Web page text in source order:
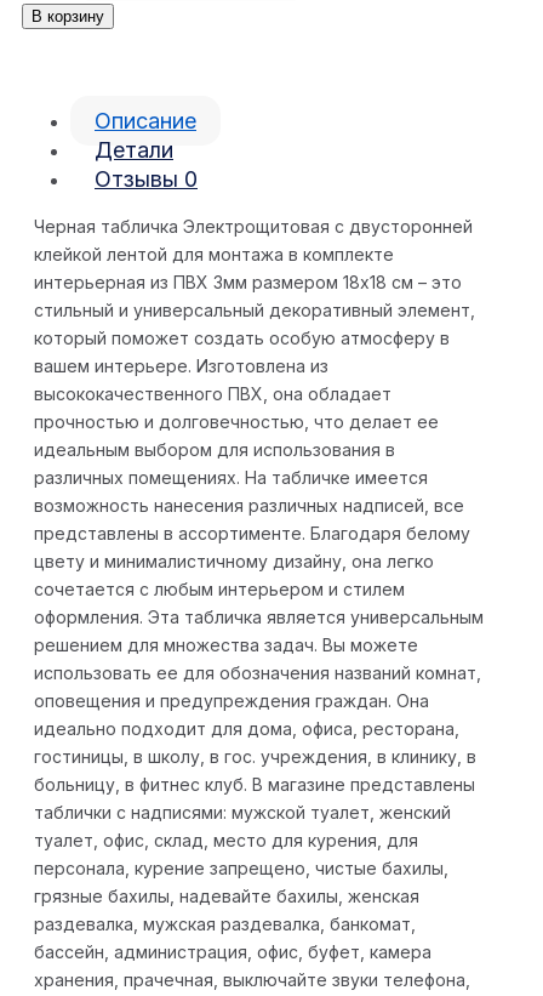
В корзину
Описание
Детали
Отзывы 0
Черная табличка Электрощитовая с двусторонней
клейкой лентой для монтажа в комплекте
интерьерная из ПВХ 3мм размером 18х18 см – это
стильный и универсальный декоративный элемент,
который поможет создать особую атмосферу в
вашем интерьере. Изготовлена из
высококачественного ПВХ, она обладает
прочностью и долговечностью, что делает ее
идеальным выбором для использования в
различных помещениях. На табличке имеется
возможность нанесения различных надписей, все
представлены в ассортименте. Благодаря белому
цвету и минималистичному дизайну, она легко
сочетается с любым интерьером и стилем
оформления. Эта табличка является универсальным
решением для множества задач. Вы можете
использовать ее для обозначения названий комнат,
оповещения и предупреждения граждан. Она
идеально подходит для дома, офиса, ресторана,
гостиницы, в школу, в гос. учреждения, в клинику, в
больницу, в фитнес клуб. В магазине представлены
таблички с надписями: мужской туалет, женский
туалет, офис, склад, место для курения, для
персонала, курение запрещено, чистые бахилы,
грязные бахилы, надевайте бахилы, женская
раздевалка, мужская раздевалка, банкомат,
бассейн, администрация, офис, буфет, камера
хранения, прачечная, выключайте звуки телефона,